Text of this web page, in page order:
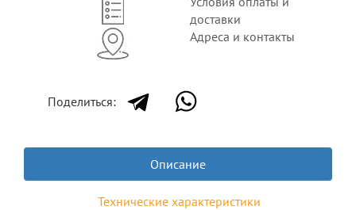
доставки
Адреса и контакты
Поделиться:
Описание
Технические характеристики